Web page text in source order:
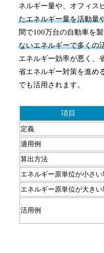
ネルギー量や、オフィス
たエネルギー量を活動量
間で100万台の自動車を
ないエネルギーで多くの
エネルギー効率が悪く、
省エネルギー対策を進め
でも活用されます。
項目
定義
適用例
算出方法
エネルギー原単位が小さい
エネルギー原単位が大きい
活用例